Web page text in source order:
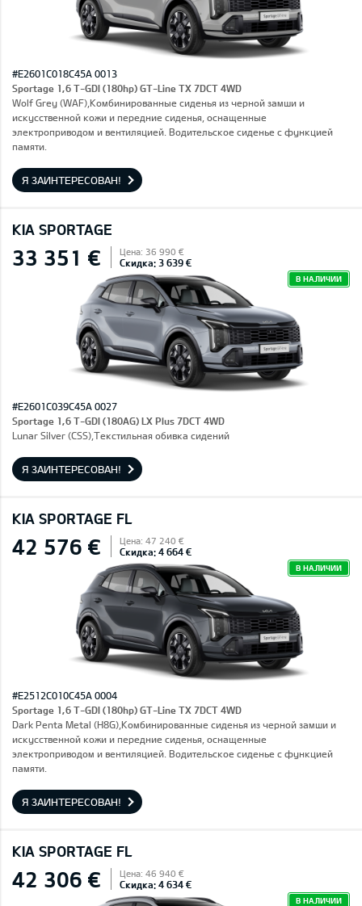
#E2601C018C45A 0013
Sportage 1,6 T-GDI (180hp) GT-Line TX 7DCT 4WD
Wolf Grey (WAF),Комбинированные сиденья из черной замши и
искусственной кожи и передние сиденья, оснащенные
электроприводом и вентиляцией. Водительское сиденье с функцией
памяти.
Я ЗАИНТЕРЕСОВАН!
KIA SPORTAGE
33 351 € Цена: 36 990 €
Скидка: 3 639 €
В НАЛИЧИИ
#E2601C039C45A 0027
Sportage 1,6 T-GDI (180AG) LX Plus 7DCT 4WD
Lunar Silver (CSS),Текстильная обивка сидений
Я ЗАИНТЕРЕСОВАН!
KIA SPORTAGE FL
42 576 € Цена: 47 240 €
Скидка: 4 664 €
В НАЛИЧИИ
#E2512C010C45A 0004
Sportage 1,6 T-GDI (180hp) GT-Line TX 7DCT 4WD
Dark Penta Metal (H8G),Комбинированные сиденья из черной замши и
искусственной кожи и передние сиденья, оснащенные
электроприводом и вентиляцией. Водительское сиденье с функцией
памяти.
Я ЗАИНТЕРЕСОВАН!
KIA SPORTAGE FL
42 306 € Цена: 46 940 €
Скидка: 4 634 €
В НАЛИЧИИ